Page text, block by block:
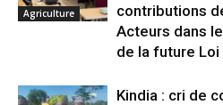
Agriculture
contributions
Acteurs dans
de la future
Kindia : cri de